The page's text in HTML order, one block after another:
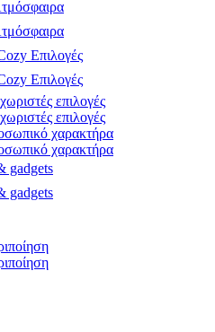
Επιλογές
Επιλογές
επιλογές
επιλογές
χαρακτήρα
χαρακτήρα
gadgets
gadgets